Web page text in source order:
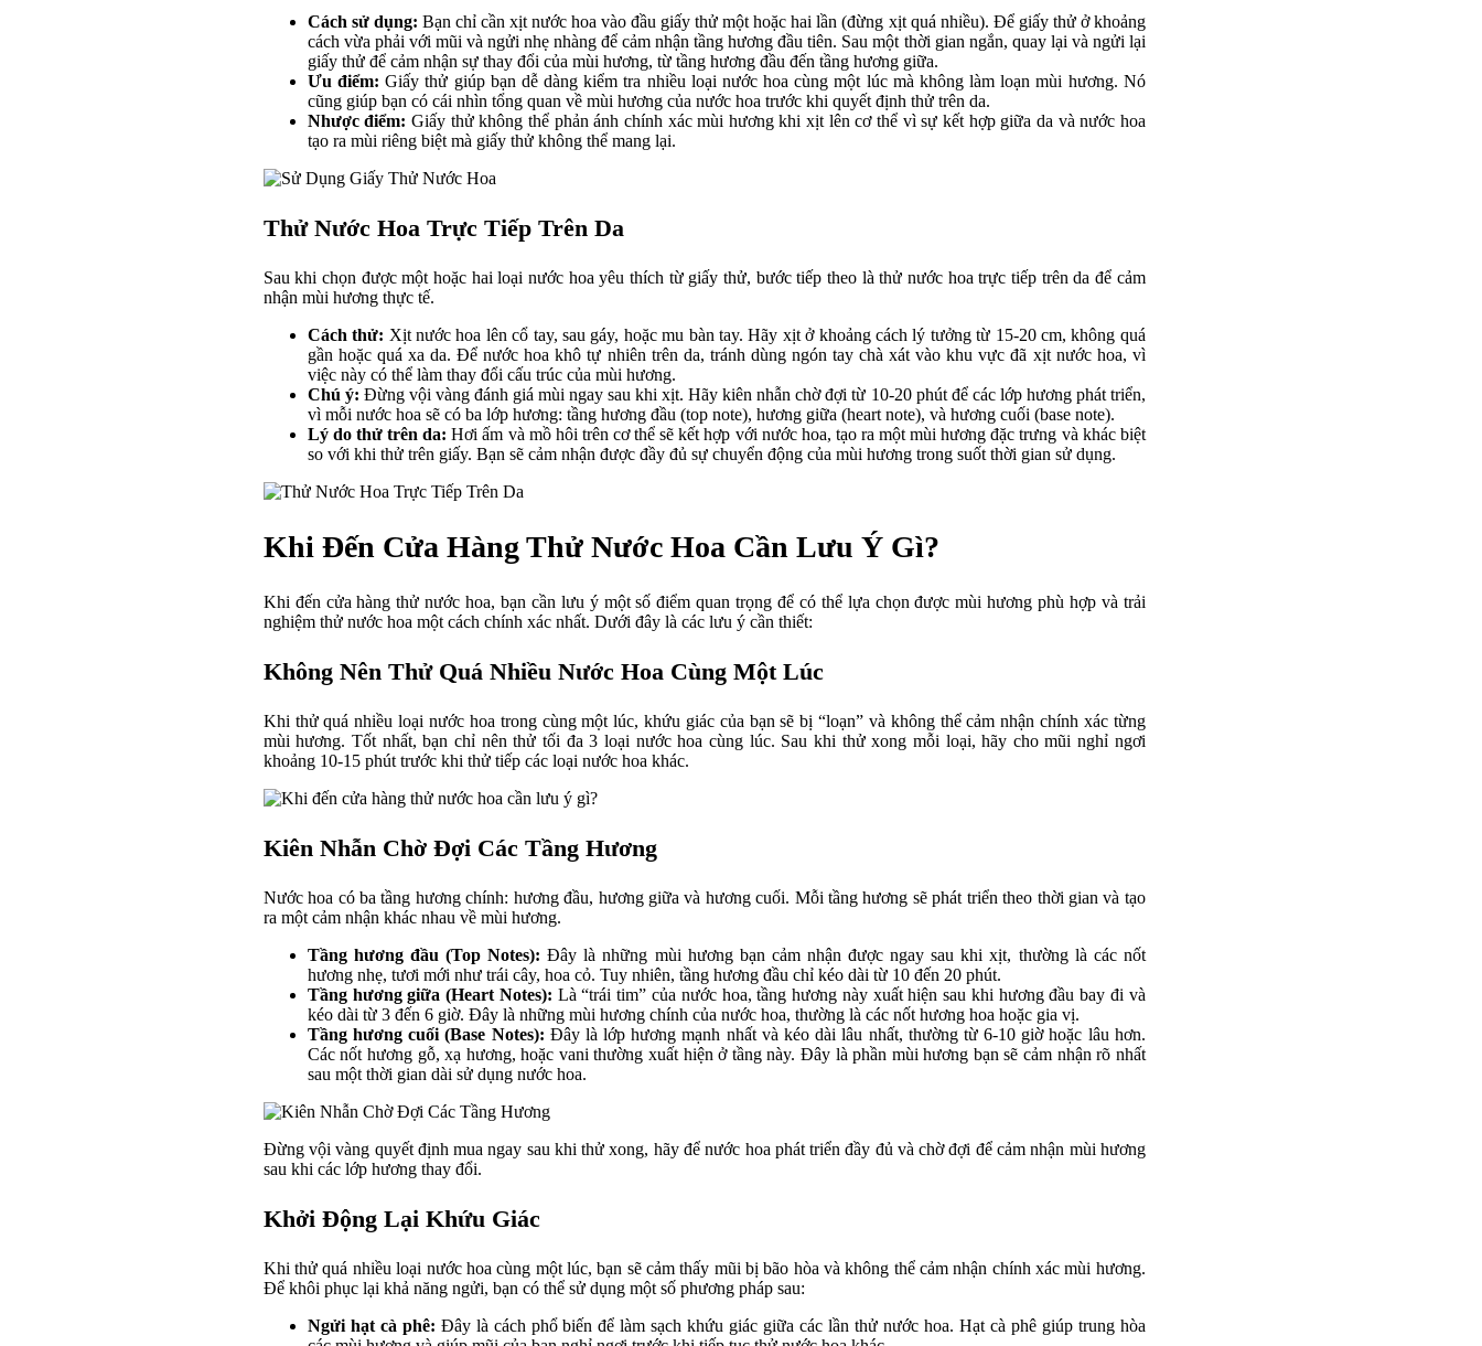
Cách sử dụng: Bạn chỉ cần xịt nước hoa vào đầu giấy thử một hoặc hai lần (đừng xịt quá nhiều). Để giấy thử ở khoảng
cách vừa phải với mũi và ngửi nhẹ nhàng để cảm nhận tầng hương đầu tiên. Sau một thời gian ngắn, quay lại và ngửi lại
giấy thử để cảm nhận sự thay đổi của mùi hương, từ tầng hương đầu đến tầng hương giữa.
Ưu điểm: Giấy thử giúp bạn dễ dàng kiểm tra nhiều loại nước hoa cùng một lúc mà không làm loạn mùi hương. Nó
cũng giúp bạn có cái nhìn tổng quan về mùi hương của nước hoa trước khi quyết định thử trên da.
Nhược điểm: Giấy thử không thể phản ánh chính xác mùi hương khi xịt lên cơ thể vì sự kết hợp giữa da và nước hoa
tạo ra mùi riêng biệt mà giấy thử không thể mang lại.
Thử Nước Hoa Trực Tiếp Trên Da
Sau khi chọn được một hoặc hai loại nước hoa yêu thích từ giấy thử, bước tiếp theo là thử nước hoa trực tiếp trên da để cảm
nhận mùi hương thực tế.
Cách thử: Xịt nước hoa lên cổ tay, sau gáy, hoặc mu bàn tay. Hãy xịt ở khoảng cách lý tưởng từ 15-20 cm, không quá
gần hoặc quá xa da. Để nước hoa khô tự nhiên trên da, tránh dùng ngón tay chà xát vào khu vực đã xịt nước hoa, vì
việc này có thể làm thay đổi cấu trúc của mùi hương.
Chú ý: Đừng vội vàng đánh giá mùi ngay sau khi xịt. Hãy kiên nhẫn chờ đợi từ 10-20 phút để các lớp hương phát triển,
vì mỗi nước hoa sẽ có ba lớp hương: tầng hương đầu (top note), hương giữa (heart note), và hương cuối (base note).
Lý do thử trên da: Hơi ấm và mồ hôi trên cơ thể sẽ kết hợp với nước hoa, tạo ra một mùi hương đặc trưng và khác biệt
so với khi thử trên giấy. Bạn sẽ cảm nhận được đầy đủ sự chuyển động của mùi hương trong suốt thời gian sử dụng.
Khi Đến Cửa Hàng Thử Nước Hoa Cần Lưu Ý Gì?
Khi đến cửa hàng thử nước hoa, bạn cần lưu ý một số điểm quan trọng để có thể lựa chọn được mùi hương phù hợp và trải
nghiệm thử nước hoa một cách chính xác nhất. Dưới đây là các lưu ý cần thiết:
Không Nên Thử Quá Nhiều Nước Hoa Cùng Một Lúc
Khi thử quá nhiều loại nước hoa trong cùng một lúc, khứu giác của bạn sẽ bị “loạn” và không thể cảm nhận chính xác từng
mùi hương. Tốt nhất, bạn chỉ nên thử tối đa 3 loại nước hoa cùng lúc. Sau khi thử xong mỗi loại, hãy cho mũi nghỉ ngơi
khoảng 10-15 phút trước khi thử tiếp các loại nước hoa khác.
Kiên Nhẫn Chờ Đợi Các Tầng Hương
Nước hoa có ba tầng hương chính: hương đầu, hương giữa và hương cuối. Mỗi tầng hương sẽ phát triển theo thời gian và tạo
ra một cảm nhận khác nhau về mùi hương.
Tầng hương đầu (Top Notes): Đây là những mùi hương bạn cảm nhận được ngay sau khi xịt, thường là các nốt
hương nhẹ, tươi mới như trái cây, hoa cỏ. Tuy nhiên, tầng hương đầu chỉ kéo dài từ 10 đến 20 phút.
Tầng hương giữa (Heart Notes): Là “trái tim” của nước hoa, tầng hương này xuất hiện sau khi hương đầu bay đi và
kéo dài từ 3 đến 6 giờ. Đây là những mùi hương chính của nước hoa, thường là các nốt hương hoa hoặc gia vị.
Tầng hương cuối (Base Notes): Đây là lớp hương mạnh nhất và kéo dài lâu nhất, thường từ 6-10 giờ hoặc lâu hơn.
Các nốt hương gỗ, xạ hương, hoặc vani thường xuất hiện ở tầng này. Đây là phần mùi hương bạn sẽ cảm nhận rõ nhất
sau một thời gian dài sử dụng nước hoa.
Đừng vội vàng quyết định mua ngay sau khi thử xong, hãy để nước hoa phát triển đầy đủ và chờ đợi để cảm nhận mùi hương
sau khi các lớp hương thay đổi.
Khởi Động Lại Khứu Giác
Khi thử quá nhiều loại nước hoa cùng một lúc, bạn sẽ cảm thấy mũi bị bão hòa và không thể cảm nhận chính xác mùi hương.
Để khôi phục lại khả năng ngửi, bạn có thể sử dụng một số phương pháp sau:
Ngửi hạt cà phê: Đây là cách phổ biến để làm sạch khứu giác giữa các lần thử nước hoa. Hạt cà phê giúp trung hòa